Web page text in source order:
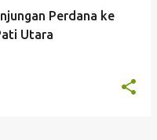
Perdana ke
Utara